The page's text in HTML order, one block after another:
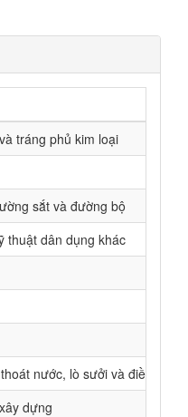
tráng phủ kim loại
sắt và đường bộ
thuật dân dụng khác
nước, lò sưởi và điều hoà
dựng